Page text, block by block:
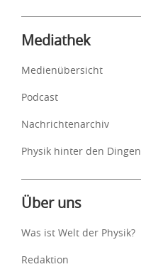
Mediathek
Medienübersicht
Podcast
Nachrichtenarchiv
Physik hinter den Dingen
Über uns
Was ist Welt der Physik?
Redaktion